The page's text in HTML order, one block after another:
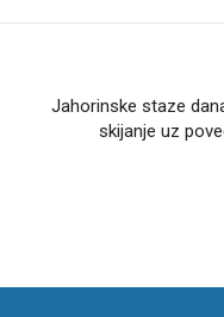
Jahorinske staze
skijanje uz